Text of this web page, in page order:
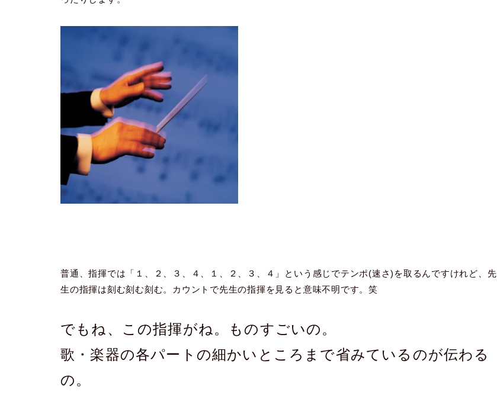
普通、指揮では「１、２、３、４、１、２、３、４」という感じでテンポ(速さ)を取るんですけれど、先
生の指揮は刻む刻む刻む。カウントで先生の指揮を見ると意味不明です。笑
でもね、この指揮がね。ものすごいの。
歌・楽器の各パートの細かいところまで省みているのが伝わる
の。